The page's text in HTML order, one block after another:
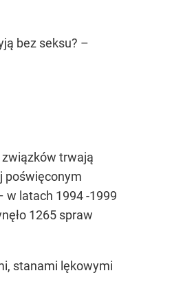
bez seksu? –
trwają
poświęconym
w latach 1994 -1999
1265 spraw
stanami lękowymi